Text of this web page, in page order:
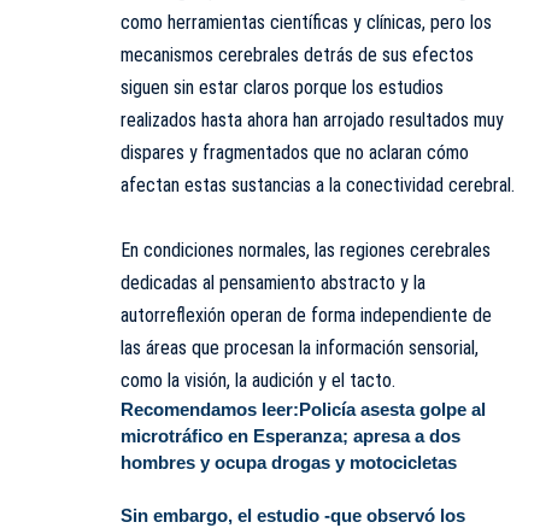
como herramientas científicas y clínicas, pero los
mecanismos cerebrales detrás de sus efectos
siguen sin estar claros porque los estudios
realizados hasta ahora han arrojado resultados muy
dispares y fragmentados que no aclaran cómo
afectan estas sustancias a la conectividad cerebral.
En condiciones normales, las regiones cerebrales
dedicadas al pensamiento abstracto y la
autorreflexión operan de forma independiente de
las áreas que procesan la información sensorial,
como la visión, la audición y el tacto.
Recomendamos leer:Policía asesta golpe al
microtráfico en Esperanza; apresa a dos
hombres y ocupa drogas y motocicletas
Sin embargo, el estudio -que observó los